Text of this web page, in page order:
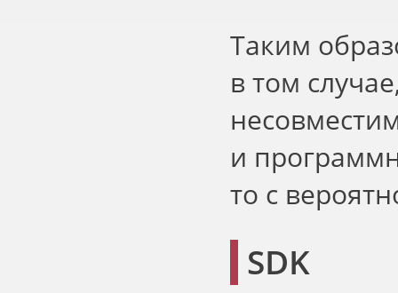
Таким
в том
и
то с
SDK